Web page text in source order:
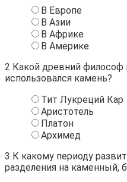
В Европе
В Азии
В Африке
В Америке
2 Какой древний философ
использовался камень?
Тит Лукреций Кар
Аристотель
Платон
Архимед
3 К какому периоду
разделения на каменный,